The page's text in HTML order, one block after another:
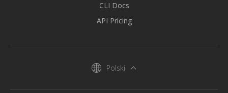
CLI Docs
API Pricing
Polski